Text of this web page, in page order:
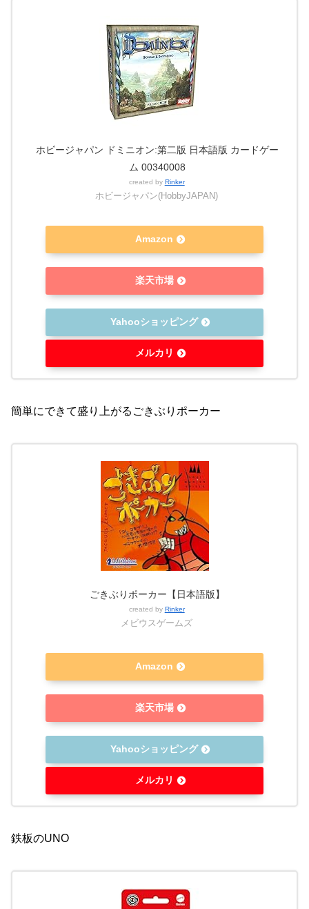
ホビージャパン ドミニオン:第二版 日本語版 カードゲー
ム 00340008
created by Rinker
ホビージャパン(HobbyJAPAN)
Amazon
楽天市場
Yahooショッピング
メルカリ
簡単にできて盛り上がるごきぶりポーカー
ごきぶりポーカー【日本語版】
created by Rinker
メビウスゲームズ
Amazon
楽天市場
Yahooショッピング
メルカリ
鉄板のUNO